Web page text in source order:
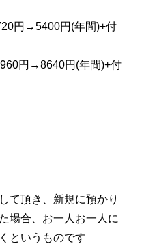
円→5400円(年間)+付
円→8640円(年間)+付
て頂き、新規に預かり
場合、お一人お一人に
というものです